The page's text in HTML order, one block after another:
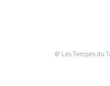
@ Les Tempes du